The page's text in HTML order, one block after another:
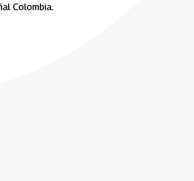
Colombia.